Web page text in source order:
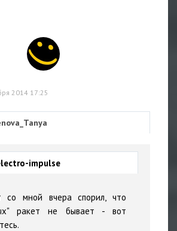
2014 17:25
impulse
со мной вчера спорил, что
ракет не бывает - вот